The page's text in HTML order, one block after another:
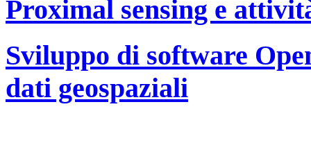
Proximal sensing e
Sviluppo di software
dati geospaziali